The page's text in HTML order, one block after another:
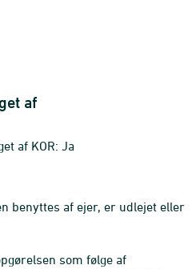
af
af KOR: Ja
benyttes af ejer, er udlejet eller
som følge af